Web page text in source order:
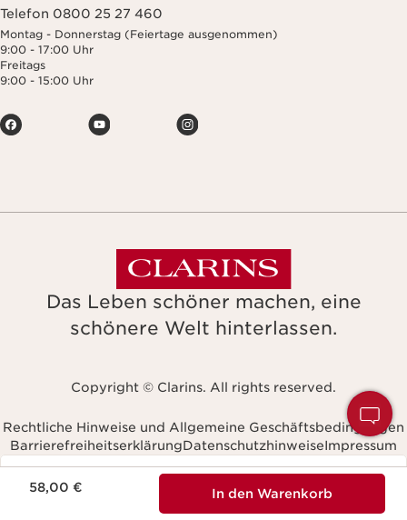
58,00 € In den Warenkorb
Telefon 0800 25 27 460
Montag - Donnerstag (Feiertage ausgenommen)
9:00 - 17:00 Uhr
Freitags
9:00 - 15:00 Uhr
Das Leben schöner machen, eine
schönere Welt hinterlassen.
Copyright © Clarins. All rights reserved.
Rechtliche Hinweise und Allgemeine Geschäftsbedingungen
BarrierefreiheitserklärungDatenschutzhinweiseImpressum
Navigates to